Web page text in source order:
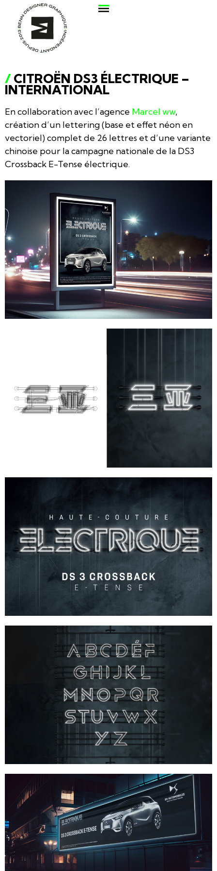
/ CITROËN DS3 ÉLECTRIQUE –
INTERNATIONAL
En collaboration avec l’agence Marcel ww,
création d’un lettering (base et effet néon en
vectoriel) complet de 26 lettres et d’une variante
chinoise pour la campagne nationale de la DS3
Crossback E-Tense électrique.